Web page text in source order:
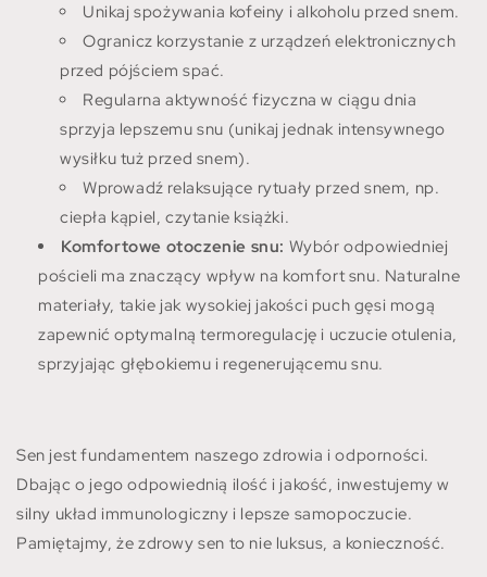
Unikaj spożywania kofeiny i alkoholu przed snem.
Ogranicz korzystanie z urządzeń elektronicznych
przed pójściem spać.
Regularna aktywność fizyczna w ciągu dnia
sprzyja lepszemu snu (unikaj jednak intensywnego
wysiłku tuż przed snem).
Wprowadź relaksujące rytuały przed snem, np.
ciepła kąpiel, czytanie książki.
Komfortowe otoczenie snu: Wybór odpowiedniej
pościeli ma znaczący wpływ na komfort snu. Naturalne
materiały, takie jak wysokiej jakości puch gęsi mogą
zapewnić optymalną termoregulację i uczucie otulenia,
sprzyjając głębokiemu i regenerującemu snu.
Sen jest fundamentem naszego zdrowia i odporności.
Dbając o jego odpowiednią ilość i jakość, inwestujemy w
silny układ immunologiczny i lepsze samopoczucie.
Pamiętajmy, że zdrowy sen to nie luksus, a konieczność.